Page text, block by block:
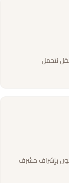
النقل نتحمل
بإشراف مشرف